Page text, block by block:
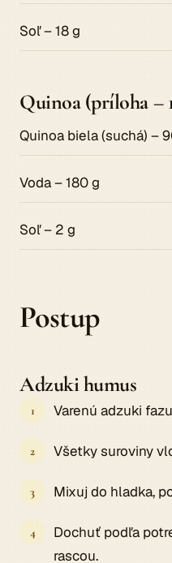
Soľ – 18 g
Quinoa (príloha –
Quinoa biela (suchá) –
Voda – 180 g
Soľ – 2 g
Postup
Adzuki humus
Varenú adzuki
Všetky suroviny
Mixuj do hladka,
Dochuť podľa
rascou.